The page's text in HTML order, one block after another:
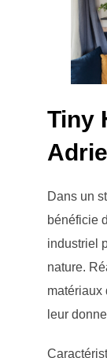
Tiny
Dans un
bénéficie
industriel
nature.
matériaux
leur